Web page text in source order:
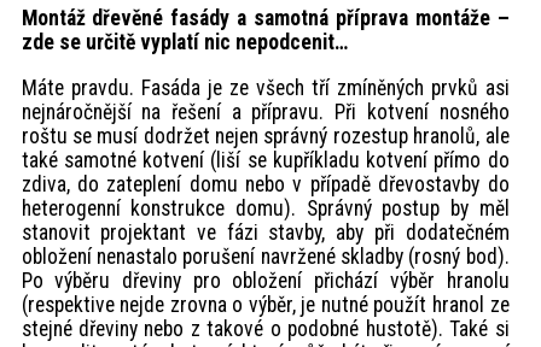
Montáž dřevěné fasády a samotná příprava montáže –
zde se určitě vyplatí nic nepodcenit…
Máte pravdu. Fasáda je ze všech tří zmíněných prvků asi
nejnáročnější na řešení a přípravu. Při kotvení nosného
roštu se musí dodržet nejen správný rozestup hranolů, ale
také samotné kotvení (liší se kupříkladu kotvení přímo do
zdiva, do zateplení domu nebo v případě dřevostavby do
heterogenní konstrukce domu). Správný postup by měl
stanovit projektant ve fázi stavby, aby při dodatečném
obložení nenastalo porušení navržené skladby (rosný bod).
Po výběru dřeviny pro obložení přichází výběr hranolu
(respektive nejde zrovna o výběr, je nutné použít hranol ze
stejné dřeviny nebo z takové o podobné hustotě). Také si